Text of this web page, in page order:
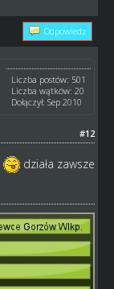
Odpowiedz
Liczba postów: 501
Liczba wątków: 20
Dołączył: Sep 2010
#12
działa zawsze